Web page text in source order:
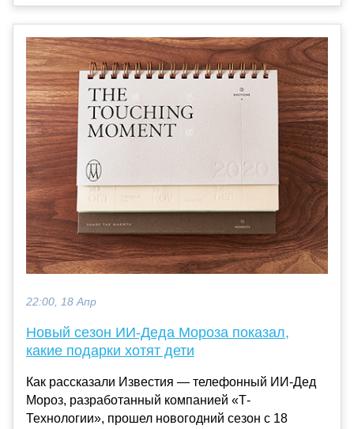
22:00, 18 Апр
Новый сезон ИИ-Деда Мороза показал,
какие подарки хотят дети
Как рассказали Известия — телефонный ИИ-Дед
Мороз, разработанный компанией «Т-
Технологии», прошел новогодний сезон с 18